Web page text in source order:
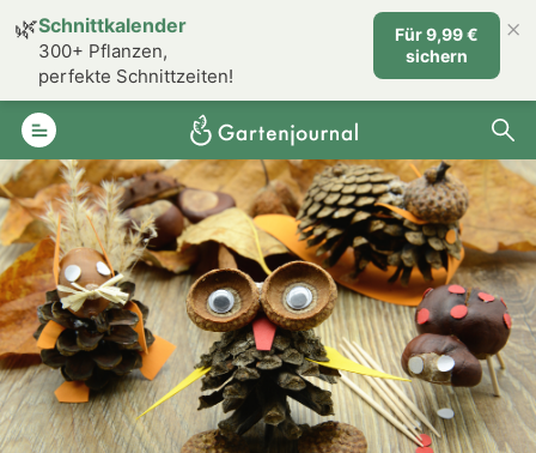
🌿Schnittkalender
300+ Pflanzen,
perfekte Schnittzeiten!
Für 9,99 €
sichern
×